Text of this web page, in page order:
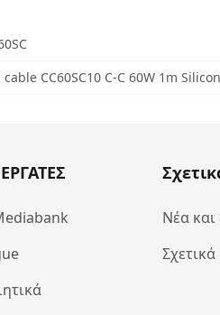
cable CC60SC10 C-C 60W 1m
Νέα και